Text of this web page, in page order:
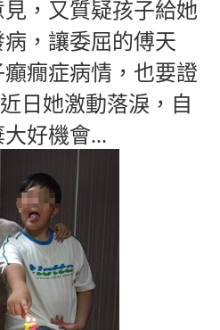
見，又質疑孩子給她
，讓委屈的傅天
癇症病情，也要證
日她激動落淚，自
好機會...